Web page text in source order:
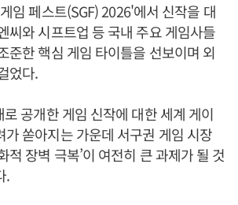
임 페스트(SGF) 2026'에서 신작을 대
씨와 시프트업 등 국내 주요 게임사들
준한 핵심 게임 타이틀을 선보이며 외
었다.
로 공개한 게임 신작에 대한 세계 게이
가 쏟아지는 가운데 서구권 게임 시장
적 장벽 극복’이 여전히 큰 과제가 될 것
.